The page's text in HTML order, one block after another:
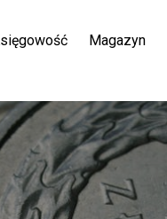
Magazyn